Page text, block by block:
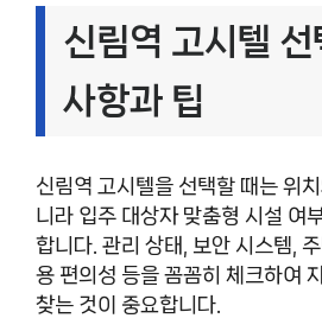
신림역 고시텔 선
사항과 팁
신림역 고시텔을 선택할 때는 위
니라 입주 대상자 맞춤형 시설 여
합니다. 관리 상태, 보안 시스템,
용 편의성 등을 꼼꼼히 체크하여
찾는 것이 중요합니다.